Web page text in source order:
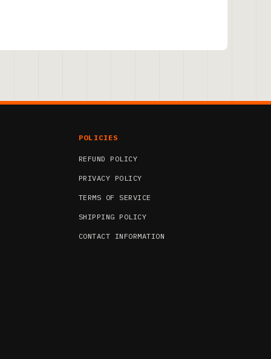
POLICIES
REFUND POLICY
PRIVACY POLICY
TERMS OF SERVICE
SHIPPING POLICY
CONTACT INFORMATION